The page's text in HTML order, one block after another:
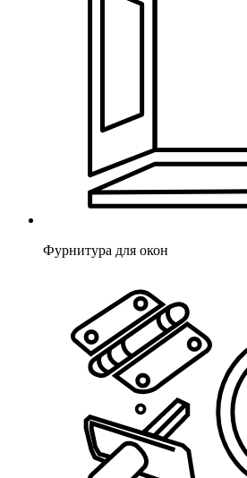
Фурнитура для окон